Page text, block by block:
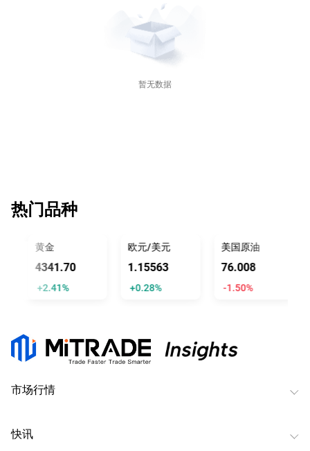
暂无数据
热门品种
黄金
4341.70
+2.41%
欧元/美元
1.15563
+0.28%
美国原油
76.008
-1.50%
市场行情
快讯